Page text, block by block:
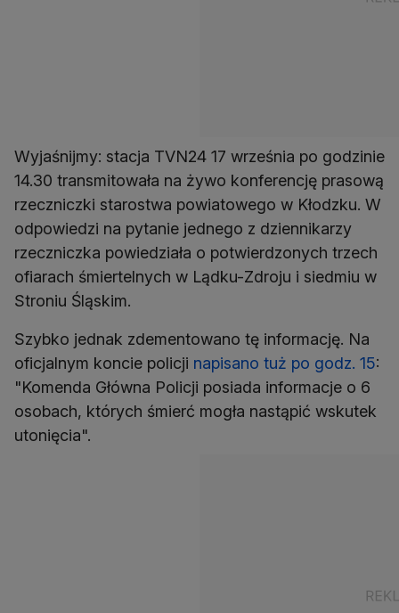
Wyjaśnijmy: stacja TVN24 17 września po godzinie
14.30 transmitowała na żywo konferencję prasową
rzeczniczki starostwa powiatowego w Kłodzku. W
odpowiedzi na pytanie jednego z dziennikarzy
rzeczniczka powiedziała o potwierdzonych trzech
ofiarach śmiertelnych w Lądku-Zdroju i siedmiu w
Stroniu Śląskim.
Szybko jednak zdementowano tę informację. Na
oficjalnym koncie policji napisano tuż po godz. 15:
"Komenda Główna Policji posiada informacje o 6
osobach, których śmierć mogła nastąpić wskutek
utonięcia".